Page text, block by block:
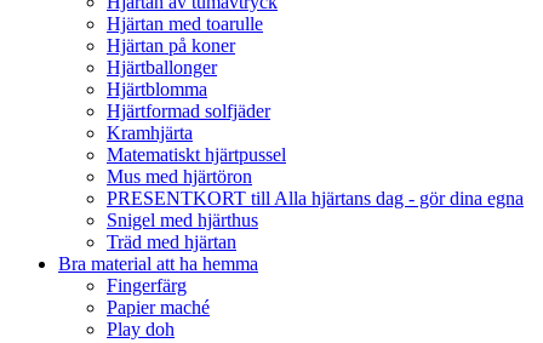
Hjärtan med toarulle
Hjärtan på koner
Hjärtballonger
Hjärtblomma
Hjärtformad solfjäder
Kramhjärta
Matematiskt hjärtpussel
Mus med hjärtöron
PRESENTKORT till Alla hjärtans dag - gör dina egna
Snigel med hjärthus
Träd med hjärtan
Bra material att ha hemma
Fingerfärg
Papier maché
Play doh